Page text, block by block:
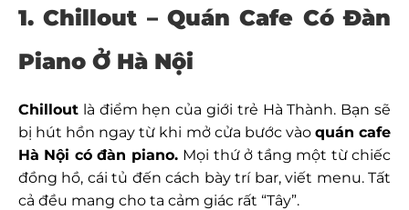
1. Chillout – Quán Cafe Có Đàn
Piano Ở Hà Nội
Chillout là điểm hẹn của giới trẻ Hà Thành. Bạn sẽ
bị hút hồn ngay từ khi mở cửa bước vào quán cafe
Hà Nội có đàn piano. Mọi thứ ở tầng một từ chiếc
đồng hồ, cái tủ đến cách bày trí bar, viết menu. Tất
cả đều mang cho ta cảm giác rất “Tây”.